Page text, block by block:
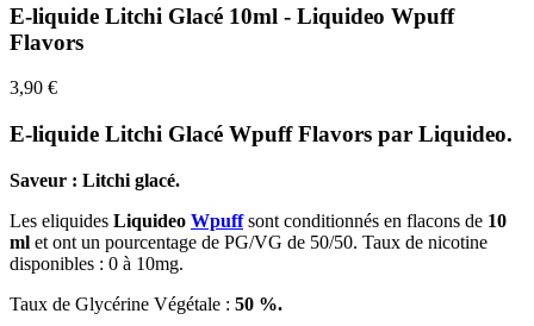
E-liquide Litchi Glacé 10ml - Liquideo Wpuff
Flavors
3,90 €
E-liquide Litchi Glacé Wpuff Flavors par Liquideo.
Saveur : Litchi glacé.
Les eliquides Liquideo Wpuff sont conditionnés en flacons de 10
ml et ont un pourcentage de PG/VG de 50/50. Taux de nicotine
disponibles : 0 à 10mg.
Taux de Glycérine Végétale : 50 %.